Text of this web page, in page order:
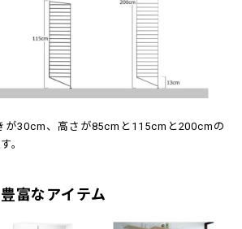
が30cm、高さが85cmと115cmと200cmの
。
富なアイテム